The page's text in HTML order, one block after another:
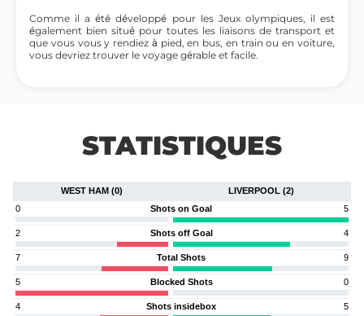
Comme il a été développé pour les Jeux olympiques, il est
également bien situé pour toutes les liaisons de transport et
que vous vous y rendiez à pied, en bus, en train ou en voiture,
vous devriez trouver le voyage gérable et facile.
STATISTIQUES
WEST HAM (0)
LIVERPOOL (2)
0
Shots on Goal 5
2 Shots off Goal 4
7 Total Shots 9
5 Blocked Shots 0
4 Shots insidebox 5